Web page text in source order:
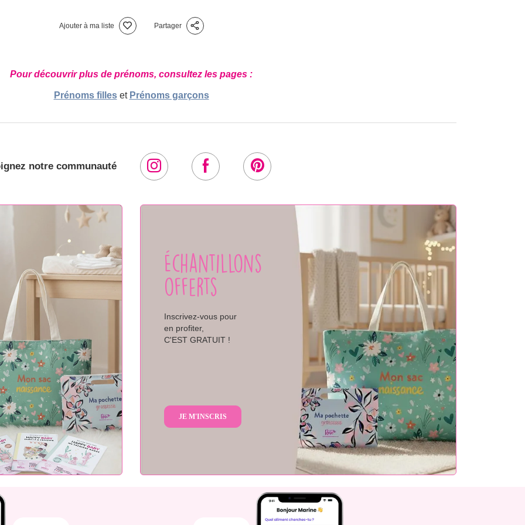
Ajouter à ma liste Partager
Pour découvrir plus de prénoms, consultez les pages :
Prénoms filleset Prénoms garçons
notre communauté
Échantillons
offerts
Inscrivez-vous pour
en profiter,
C'EST GRATUIT !
JE M'INSCRIS